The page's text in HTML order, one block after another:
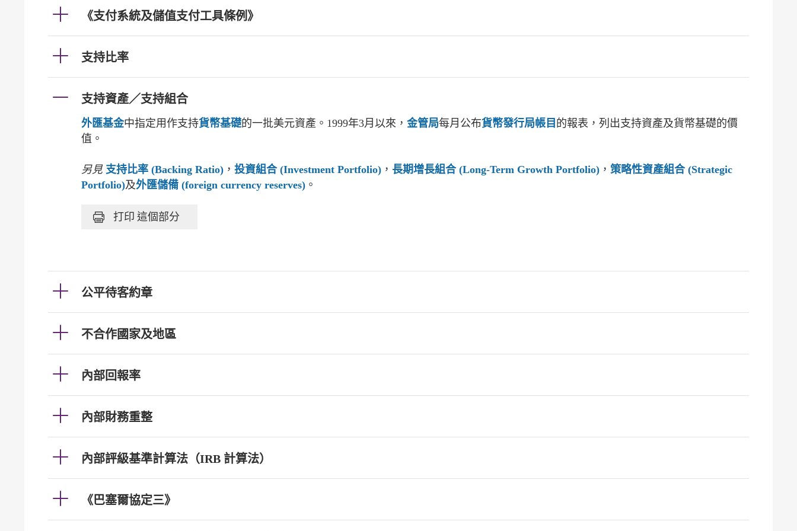
《支付系統及儲值支付工具條例》
支持比率
支持資產／支持組合
外匯基金中指定用作支持貨幣基礎的一批美元資產。1999年3月以來， 金管局每月公布貨幣發行局帳目 的報表，列出支持資產及貨幣基礎的價
值。
另見 支持比率 (Backing Ratio) ， 投資組合 (Investment Portfolio) ， 長期增長組合 (Long-Term Growth Portfolio) ， 策略性資產組合 (Strategic
Portfolio)及外匯儲備 (foreign currency reserves) 。
打印 這個部分
公平待客約章
不合作國家及地區
內部回報率
內部財務重整
內部評級基準計算法（IRB 計算法）
《巴塞爾協定三》